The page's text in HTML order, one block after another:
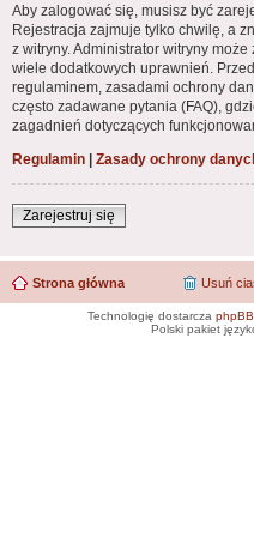
Aby zalogować się, musisz być
Rejestracja zajmuje tylko chwilę, a
z witryny. Administrator witryny
wiele dodatkowych uprawnień.
regulaminem, zasadami ochrony
często zadawane pytania (FAQ),
zagadnień dotyczących
Regulamin | Zasady ochrony
Zarejestruj się
Strona główna Usuń
Technologię dostarcza phpBB
Polski pakiet